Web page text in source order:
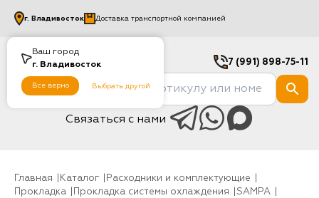
Ваш город
г. Владивосток
Все верно Выбрать другой
г. Владивосток Доставка транспортной компанией
7 (991) 898-75-11
Связаться с нами
Главная Каталог
Расходники и комплектующие
Прокладка
Прокладка системы охлаждения
SAMPA